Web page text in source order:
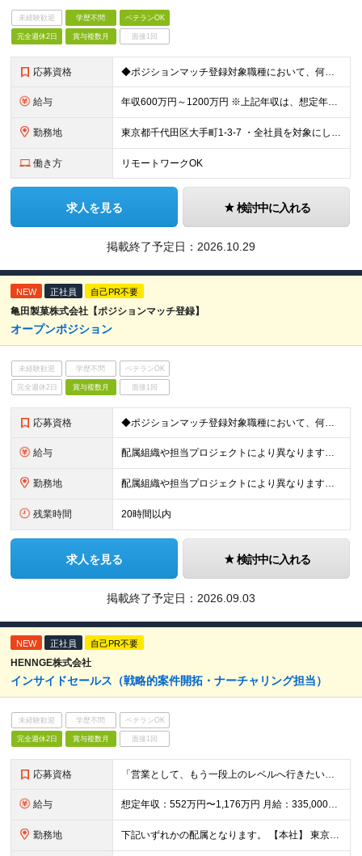
未経験歓迎 学歴不問 ベテランOK
完全週休2日 賞与複数月 面接1回
応募資格 ◆ポジションマッチ登録対象職種において、何かしらの知識・経験を有する方 ◆学歴不問
給与 年収600万円～1200万円 ※上記年収は、想定年収です。住居費補助、子手当などの各種手当を含む金額です。 ※経験・能力等を考慮の上、当社規定により決定します。
勤務地 東京都千代田区大手町1-3-7 ・全社員を対象にした在宅勤務制度（リモートワーク）を導入しています。 ・出社率は各職場によりますが、フルリモート（出社無し）は認めていません。
働き方 リモートワークOK
求人を見る 検討中に入れる
掲載終了予定日： 2026.10.29
NEW 正社員 自己PR不要
亀田製菓株式会社【ポジションマッチ登録】
オープンポジション
未経験歓迎 学歴不問 ベテランOK
完全週休2日 賞与複数月 面接1回
応募資格 ◆ポジションマッチ登録対象職種において、何かしらの知識・経験を有する方
給与 配属組織や担当プロジェクトにより異なります。 想定年収：400万円～1000万円 ※ご経験やスキルに応じて決定します。 ※上記想定年収はあくまでも目安の金額であり、 選考を通じて上下する可能性があ
勤務地 配属組織や担当プロジェクトにより異なります。 ◆新潟本社 新潟県新潟市江南区亀田工業団地3丁目1番1号 ◆東京オフィス 東京都中央区入船3丁目3番8号 プライムタワー築地 ▼営業職の方は以下の支
残業時間 20時間以内
求人を見る 検討中に入れる
掲載終了予定日： 2026.09.03
NEW 正社員 自己PR不要
HENNGE株式会社
インサイドセールス（戦略的案件開拓・ナーチャリング担当）
未経験歓迎 学歴不問 ベテランOK
完全週休2日 賞与複数月 面接1回
応募資格 「営業として、もう一段上のレベルへ行きたい」という意欲を重視します。 ・IT業界未経験OK: 専門知識は入社後に習得可能です。 ・必須要件: 法人営業経験（2年以上）。 ・具体例: 産業用ソフト（CA
給与 想定年収：552万円〜1,176万円 月給：335,000円〜735,000円 （うち固定残業代45,000円〜86,000円／20時間分を含む） ※20時間を超える時間外労働分は別途支給 昇給：年1
勤務地 下記いずれかの配属となります。 【本社】 東京都渋谷区南平台町16-28 Daiwa渋谷スクエア ・名古屋オフィス ・大阪オフィス ・福岡オフィス ※東京／大阪で積極採用中となります。 (変更